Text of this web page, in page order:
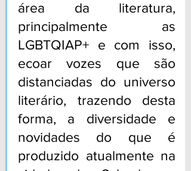
área da literatura,
principalmente as
LGBTQIAP+ e com isso,
ecoar vozes que são
distanciadas do universo
literário, trazendo desta
forma, a diversidade e
novidades do que é
produzido atualmente na